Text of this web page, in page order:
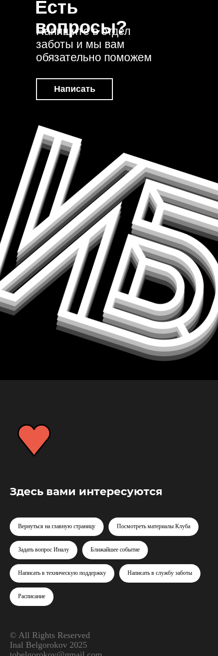
Есть
вопросы?
Напишите в отдел
заботы и мы вам
обязательно поможем
Написать
Здесь вами интересуются
Вернуться на главную страницу Посмотреть материалы Клуба
Задать вопрос Иналу Ближайшее событие
Написать в техническую поддержку Написать в службу заботы
Расписание
© All Rights Reserved
Inal Belgorokov 2025